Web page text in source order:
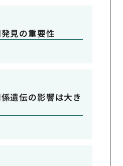
見の重要性
遺伝の影響は大き